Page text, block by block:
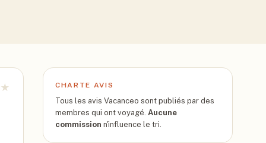
★ CHARTE AVIS
Tous les avis Vacanceo sont publiés par des
membres qui ont voyagé. Aucune
commission n'influence le tri.